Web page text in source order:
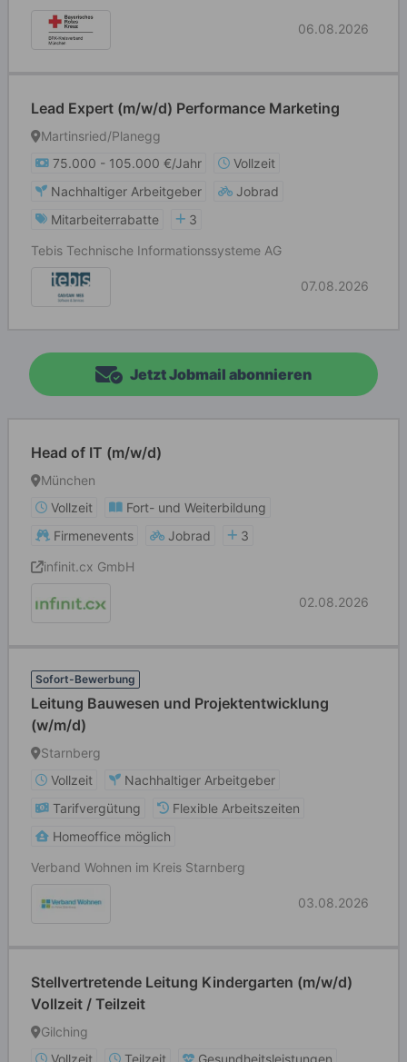
06.08.2026
Lead Expert (m/w/d) Performance Marketing
Martinsried/Planegg
75.000 - 105.000 €/Jahr
Vollzeit
Nachhaltiger Arbeitgeber
Jobrad
Mitarbeiterrabatte
3
Tebis Technische Informationssysteme AG
07.08.2026
Jetzt Jobmail abonnieren
Head of IT (m/w/d)
München
Vollzeit
Fort- und Weiterbildung
Firmenevents
Jobrad
3
infinit.cx GmbH
02.08.2026
Sofort-Bewerbung
Leitung Bauwesen und Projektentwicklung
(w/m/d)
Starnberg
Vollzeit
Nachhaltiger Arbeitgeber
Tarifvergütung
Flexible Arbeitszeiten
Homeoffice möglich
Verband Wohnen im Kreis Starnberg
03.08.2026
Stellvertretende Leitung Kindergarten (m/w/d)
Vollzeit / Teilzeit
Gilching
Vollzeit
Teilzeit
Gesundheitsleistungen